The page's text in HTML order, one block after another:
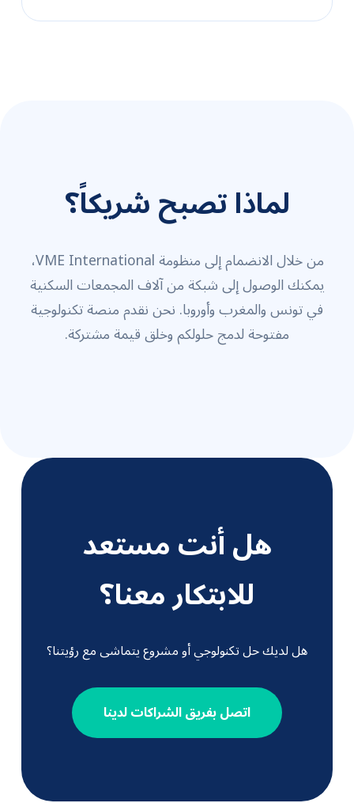
لماذا تصبح شريكاً؟
من خلال الانضمام إلى منظومة VME International،
يمكنك الوصول إلى شبكة من آلاف المجمعات السكنية
في تونس والمغرب وأوروبا. نحن نقدم منصة تكنولوجية
مفتوحة لدمج حلولكم وخلق قيمة مشتركة.
هل أنت مستعد
للابتكار معنا؟
هل لديك حل تكنولوجي أو مشروع يتماشى مع رؤيتنا؟
اتصل بفريق الشراكات لدينا